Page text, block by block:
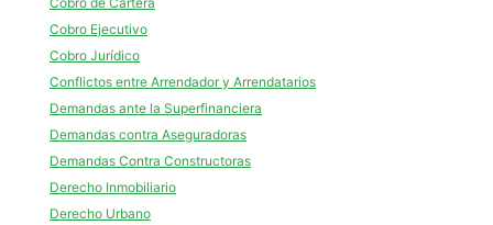
Cobro Ejecutivo
Cobro Jurídico
Conflictos entre Arrendador y Arrendatarios
Demandas ante la Superfinanciera
Demandas contra Aseguradoras
Demandas Contra Constructoras
Derecho Inmobiliario
Derecho Urbano